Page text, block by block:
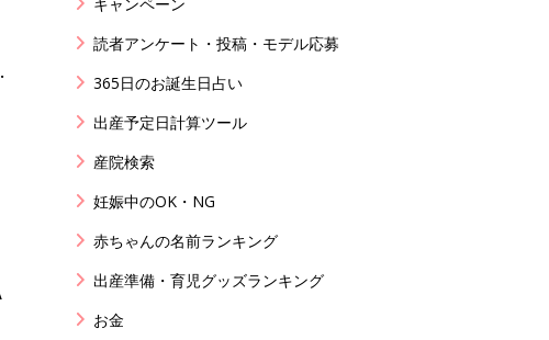
読者アンケート・投稿・モデル応募
365日のお誕生日占い
出産予定日計算ツール
産院検索
妊娠中のOK・NG
赤ちゃんの名前ランキング
出産準備・育児グッズランキング
お金